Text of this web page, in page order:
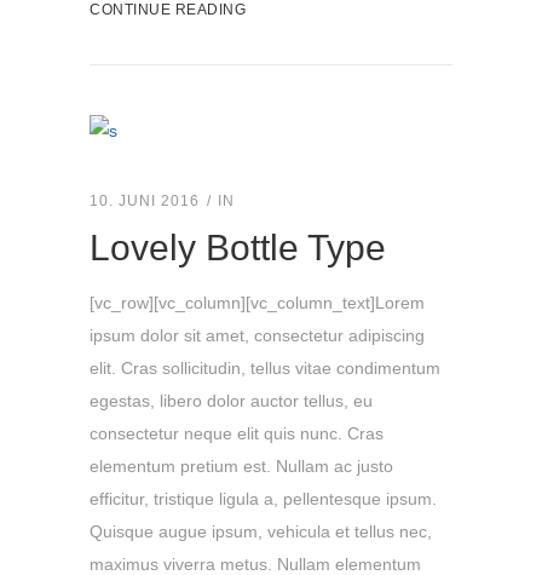
CONTINUE READING
10. JUNI 2016 IN
Lovely Bottle Type
[vc_row][vc_column][vc_column_text]Lorem
ipsum dolor sit amet, consectetur adipiscing
elit. Cras sollicitudin, tellus vitae condimentum
egestas, libero dolor auctor tellus, eu
consectetur neque elit quis nunc. Cras
elementum pretium est. Nullam ac justo
efficitur, tristique ligula a, pellentesque ipsum.
Quisque augue ipsum, vehicula et tellus nec,
maximus viverra metus. Nullam elementum